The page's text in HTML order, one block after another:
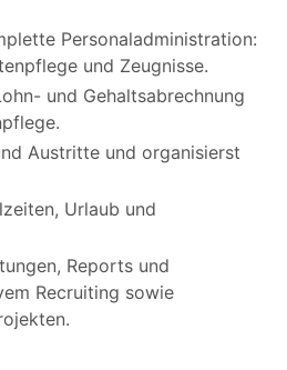
Personaladministration:
und Zeugnisse.
und Gehaltsabrechnung
Austritte und organisierst
Urlaub und
Reports und
Recruiting sowie